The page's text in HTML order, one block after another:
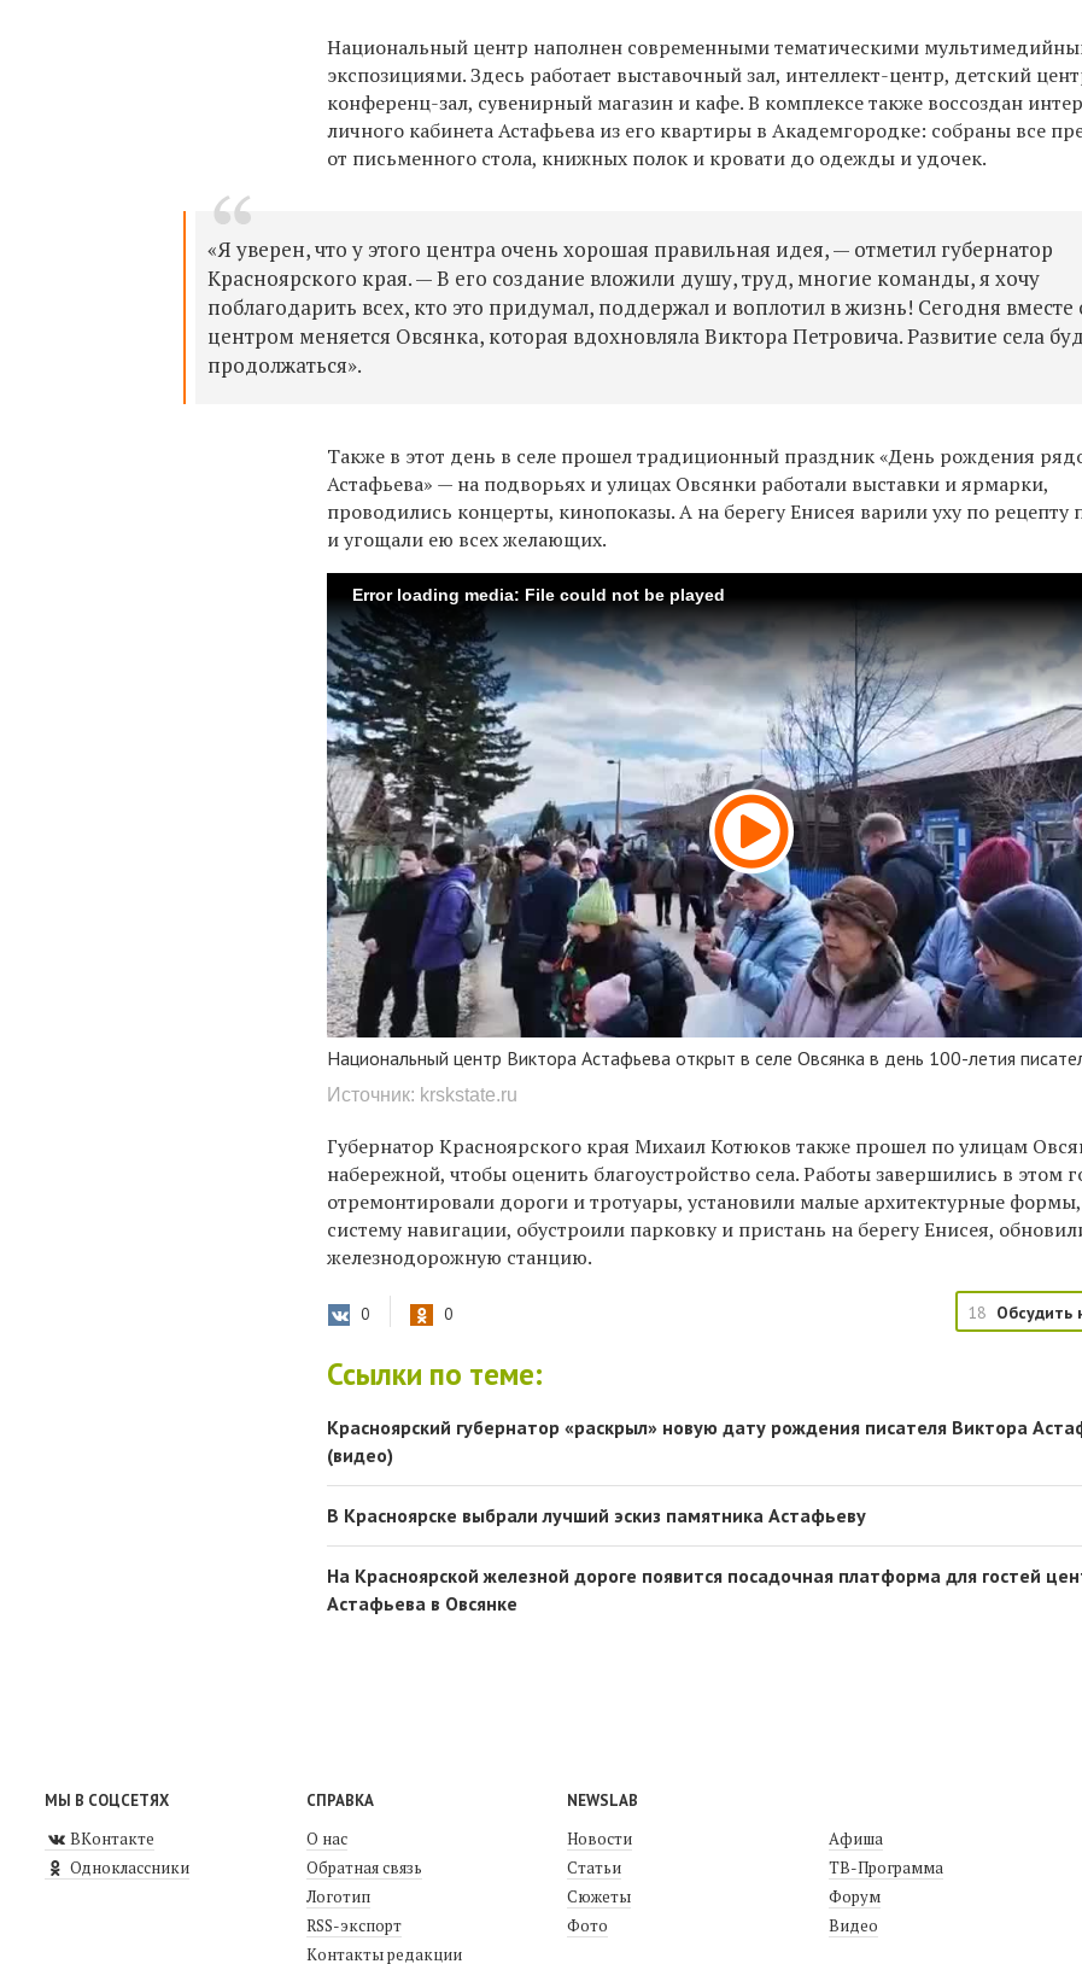
Национальный центр наполнен современными тематическими
экспозициями. Здесь работает выставочный зал, интеллект-центр, детский
конференц-зал, сувенирный магазин и кафе. В комплексе также воссоздан
личного кабинета Астафьева из его квартиры в Академгородке: собраны все
от письменного стола, книжных полок и кровати до одежды и удочек.
«Я уверен, что у этого центра очень хорошая правильная идея,— отметил губернатор
Красноярского края.—В его создание вложили душу, труд, многие команды, я хочу
поблагодарить всех, кто это придумал, поддержал и воплотил в жизнь! Сегодня вместе
центром меняется Овсянка, которая вдохновляла Виктора Петровича. Развитие села
продолжаться».
Также в этот день в селе прошел традиционный праздник «День рождения
Астафьева» — на подворьях и улицах Овсянки работали выставки и ярмарки,
проводились концерты, кинопоказы. А на берегу Енисея варили уху по рецепту
и угощали ею всех желающих.
Error loading media: File could not be played
Национальный центр Виктора Астафьева открыт в селе Овсянка в день 100-летия
Источник: krskstate.ru
Губернатор Красноярского края Михаил Котюков также прошел по улицам
набережной, чтобы оценить благоустройство села. Работы завершились в этом
отремонтировали дороги и тротуары, установили малые архитектурные
систему навигации, обустроили парковку и пристань на берегу Енисея,
железнодорожную станцию.
0 0 18 Обсудить
Ссылки по теме:
Красноярский губернатор «раскрыл» новую дату рождения писателя Виктора
(видео)
В Красноярске выбрали лучший эскиз памятника Астафьеву
На Красноярской железной дороге появится посадочная платформа для гостей
Астафьева в Овсянке
МЫ В СОЦСЕТЯХ
ВКонтакте
Одноклассники
СПРАВКА
О нас
Обратная связь
Логотип
RSS-экспорт
Контакты редакции
NEWSLAB
Новости
Статьи
Сюжеты
Фото
Афиша
ТВ-Программа
Форум
Видео